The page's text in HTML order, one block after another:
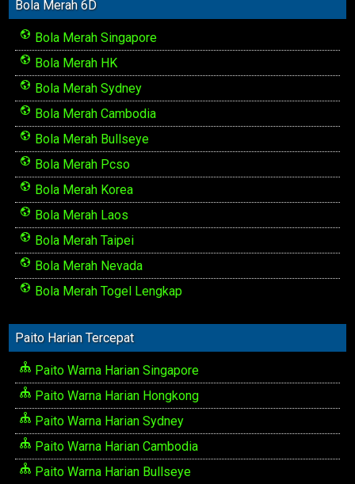
Bola Merah 6D
Bola Merah Singapore
Bola Merah HK
Bola Merah Sydney
Bola Merah Cambodia
Bola Merah Bullseye
Bola Merah Pcso
Bola Merah Korea
Bola Merah Laos
Bola Merah Taipei
Bola Merah Nevada
Bola Merah Togel Lengkap
Paito Harian Tercepat
Paito Warna Harian Singapore
Paito Warna Harian Hongkong
Paito Warna Harian Sydney
Paito Warna Harian Cambodia
Paito Warna Harian Bullseye